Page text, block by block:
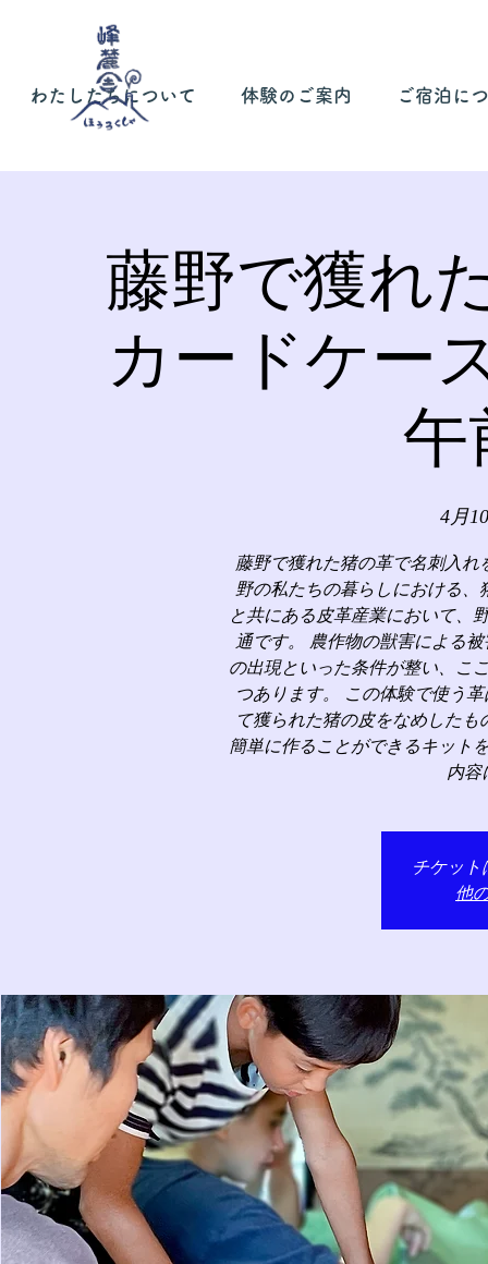
わたしたちについて 体験のご案内 ご宿泊に
藤野で獲れ
カードケー
午
4月
藤野で獲れた猪の革で名刺入
野の私たちの暮らしにおける
と共にある皮革産業において、
通です。 農作物の獣害による
の出現といった条件が整い、こ
つあります。 この体験で使う
て獲られた猪の皮をなめした
簡単に作ることができるキット
内容
チケット
他